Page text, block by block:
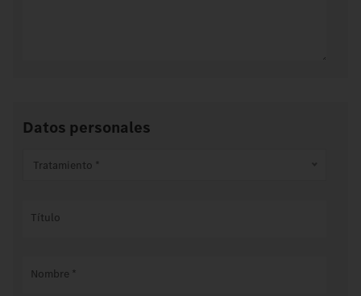
Datos personales
Tratamiento *
Título
Nombre *